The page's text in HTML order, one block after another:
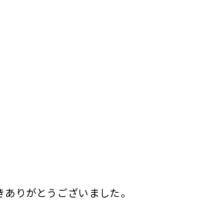
りがとうございました。